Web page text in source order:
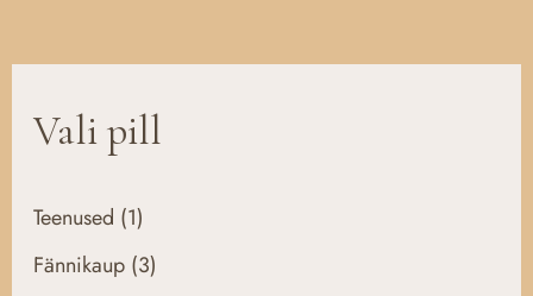
Vali pill
Teenused (1)
Fännikaup (3)